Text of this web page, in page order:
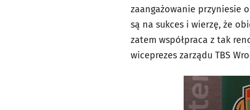
zaangażowanie przyniesie
są na sukces i wierzę, że
zatem współpraca z tak
wiceprezes zarządu TBS